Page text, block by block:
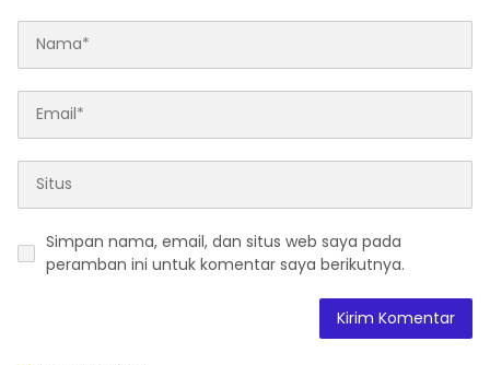
Simpan nama, email, dan situs web saya pada
peramban ini untuk komentar saya berikutnya.